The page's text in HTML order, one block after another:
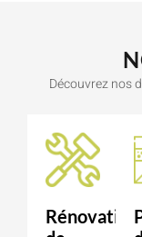
Découvrez nos
Rénovation